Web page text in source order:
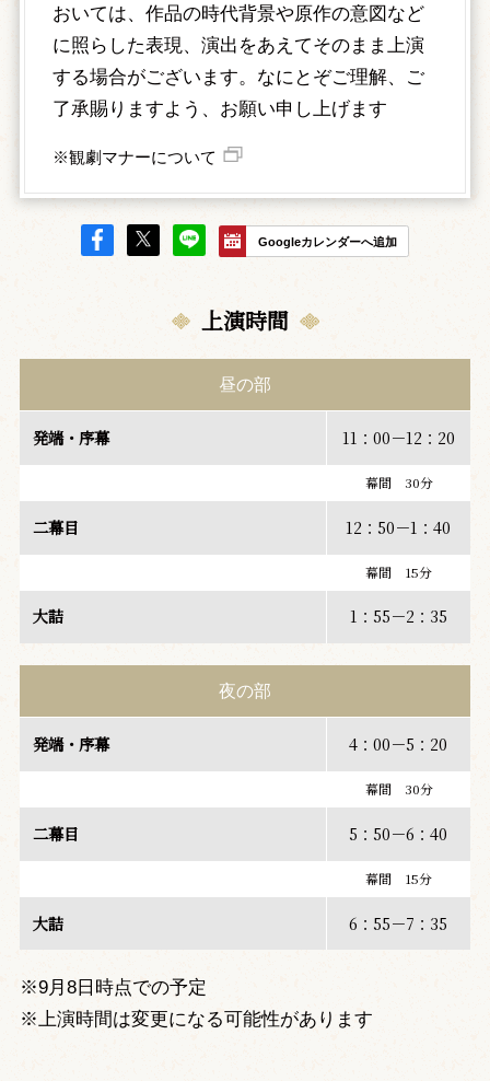
おいては、作品の時代背景や原作の意図など
に照らした表現、演出をあえてそのまま上演
する場合がございます。なにとぞご理解、ご
了承賜りますよう、お願い申し上げます
※観劇マナーについて
Googleカレンダーへ追加
上演時間
昼の部
発端・序幕 11：00－12：20
幕間 30分
二幕目 12：50－1：40
幕間 15分
大詰 1：55－2：35
夜の部
発端・序幕 4：00－5：20
幕間 30分
二幕目 5：50－6：40
幕間 15分
大詰 6：55－7：35
※9月8日時点での予定
※上演時間は変更になる可能性があります